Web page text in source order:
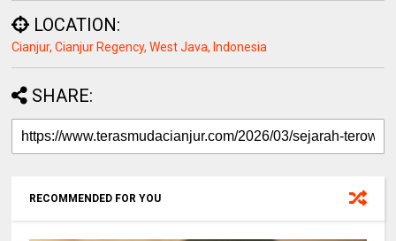
LOCATION:
Cianjur, Cianjur Regency, West Java, Indonesia
SHARE:
RECOMMENDED FOR YOU